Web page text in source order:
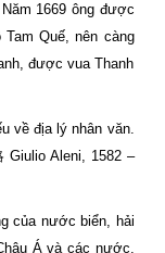
1669 ông được
Quế, nên càng
được vua Thanh
về địa lý nhân văn.
Giulio Aleni, 1582 –
của nước biển, hải
Á và các nước,